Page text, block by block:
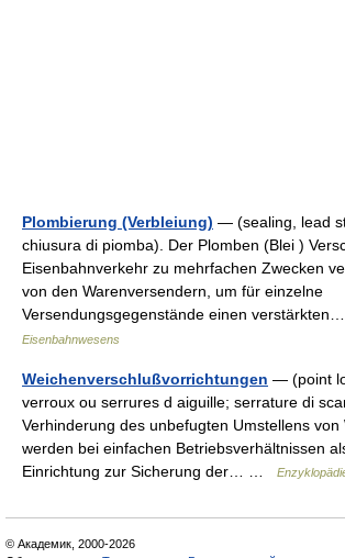
Plombierung (Verbleiung) — (sealing, lead
chiusura di piomba). Der Plomben (Blei )
Eisenbahnverkehr zu mehrfachen Zwecken
von den Warenversendern, um für einzelne
Versendungsgegenstände einen
Eisenbahnwesens
Weichenverschlußvorrichtungen — (point
verroux ou serrures d aiguille; serrature di
Verhinderung des unbefugten Umstellens von
werden bei einfachen Betriebsverhältnissen
Einrichtung zur Sicherung der… …
© Академик, 2000-2026